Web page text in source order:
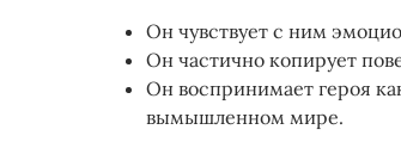
Он чувствует с ним
Он частично копирует
Он воспринимает героя
вымышленном мире.